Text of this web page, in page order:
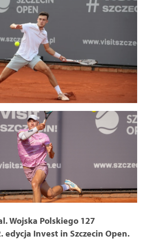
Wojska Polskiego 127
edycja Invest in Szczecin Open.